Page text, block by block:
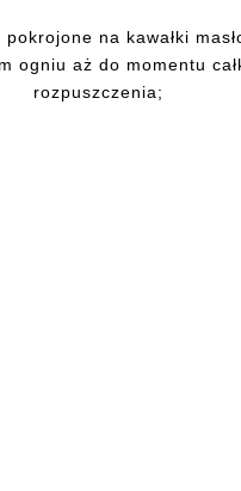
na kawałki
ogniu aż do momentu
rozpuszczenia;